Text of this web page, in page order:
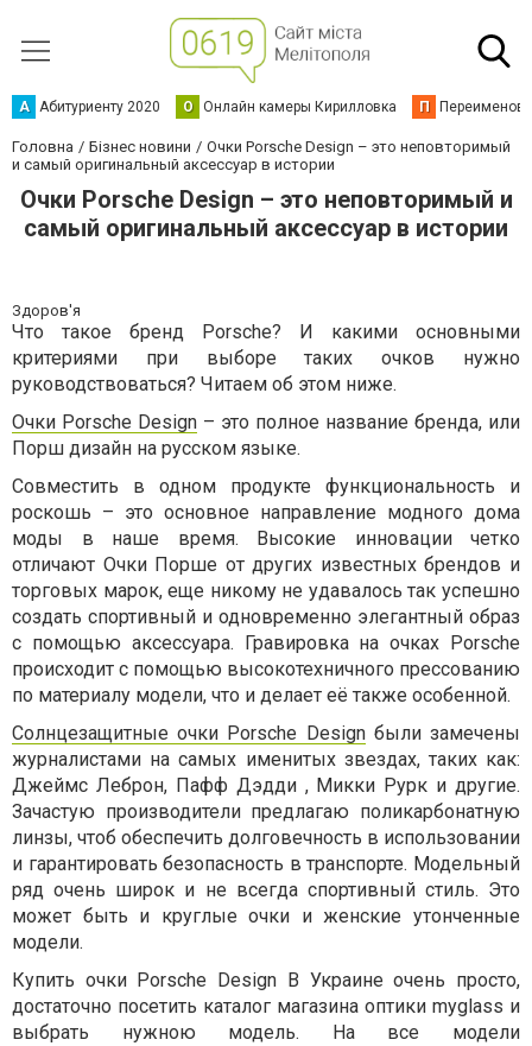
А Абитуриенту 2020 О Онлайн камеры Кирилловка П
Головна Бізнес новини
Очки Porsche Design – это неповторимый
и самый оригинальный аксессуар в истории
Очки Porsche Design – это неповторимый и
самый оригинальный аксессуар в истории
Здоров'я
Что такое бренд Porsche? И какими основными
критериями при выборе таких очков нужно
руководствоваться? Читаем об этом ниже.
Очки Porsche Design – это полное название бренда, или
Порш дизайн на русском языке.
Совместить в одном продукте функциональность и
роскошь – это основное направление модного дома
моды в наше время. Высокие инновации четко
отличают Очки Порше от других известных брендов и
торговых марок, еще никому не удавалось так успешно
создать спортивный и одновременно элегантный образ
с помощью аксессуара. Гравировка на очках Porsche
происходит с помощью высокотехничного прессованию
по материалу модели, что и делает её также особенной.
Солнцезащитные очки Porsche Designбыли замечены
журналистами на самых именитых звездах, таких как:
Джеймс Леброн, Пафф Дэдди , Микки Рурк и другие.
Зачастую производители предлагаю поликарбонатную
линзы, чтоб обеспечить долговечность в использовании
и гарантировать безопасность в транспорте. Модельный
ряд очень широк и не всегда спортивный стиль. Это
может быть и круглые очки и женские утонченные
модели.
Купить очки Porsche Design В Украине очень просто,
достаточно посетить каталог магазина оптики myglass и
выбрать нужною модель. На все модели